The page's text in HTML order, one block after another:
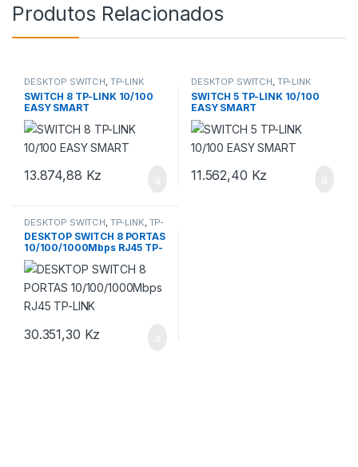
Produtos Relacionados
DESKTOP SWITCH, TP-LINK
SWITCH
SWITCH 8 TP-LINK 10/100
EASY SMART
13.874,88 Kz
DESKTOP SWITCH, TP-LINK
SWITCH
SWITCH 5 TP-LINK 10/100
EASY SMART
11.562,40 Kz
DESKTOP SWITCH TP-LINK TP-
LINK SWITCH
DESKTOP SWITCH 8 PORTAS
10/100/1000Mbps RJ45 TP-
LINK
30.351,30 Kz